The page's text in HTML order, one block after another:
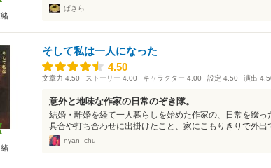
ぱきら
そして私は一人になった
4.50
4.50
文章力 4.50 ストーリー 4.00 キャラクター 4.00 設定 4.50 演出
意外と地味な作家の日常のぞき隊。
結婚・離婚を経て一人暮らしを始めた作家の、日常を綴
具合や打ち合わせに出掛けたこと、家にこもりきりで外出
nyan_chu